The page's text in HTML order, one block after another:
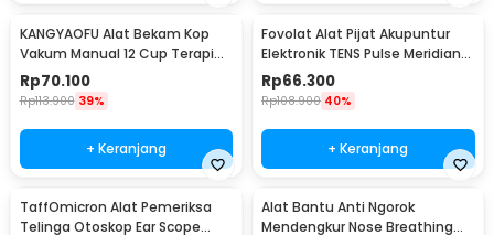
KANGYAOFU Alat Bekam Kop
Vakum Manual 12 Cup Terapi
Cupping Set - KN12
Rp70.100
Rp113.900 39%
+ Keranjang
Fovolat Alat Pijat Akupuntur
Elektronik TENS Pulse Meridian
Massager - SY-D2-116
Rp66.300
Rp108.900 40%
+ Keranjang
TaffOmicron Alat Pemeriksa
Telinga Otoskop Ear Scope
Alat Bantu Anti Ngorok
Mendengkur Nose Breathing